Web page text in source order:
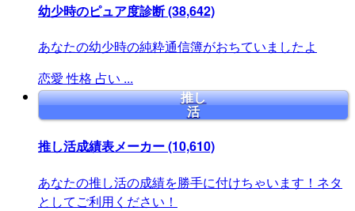
幼少時のピュア度診断(38,642)
あなたの幼少時の純粋通信簿がおちていましたよ
恋愛 性格 占い ...
推し
活
推し活成績表メーカー(10,610)
あなたの推し活の成績を勝手に付けちゃいます！ネタ
としてご利用ください！